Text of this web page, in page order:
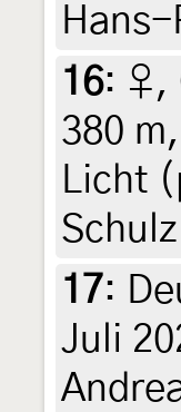
Hans-
16: ♀,
380
Licht
Schulz
17:
Juli